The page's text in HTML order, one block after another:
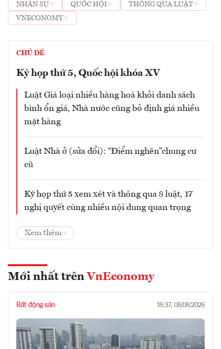
NHÂN SỰ QUỐC HỘI
THÔNG QUA LUẬT
VNECONOMY
CHỦ ĐỀ
Kỳ họp thứ 5, Quốc hội khóa XV
Luật Giá loại nhiều hàng hoá khỏi danh sách
bình ổn giá, Nhà nước cũng bỏ định giá nhiều
mặt hàng
Luật Nhà ở (sửa đổi): “Điểm nghẽn”chung cư
cũ
Kỳ họp thứ 5 xem xét và thông qua 8 luật, 17
nghị quyết cùng nhiều nội dung quan trọng
Xem thêm
Mới nhất trên VnEconomy
Bất động sản 18:37, 08/08/2026